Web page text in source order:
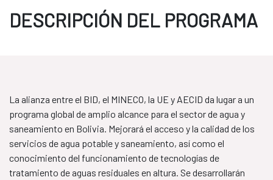
DESCRIPCIÓN DEL PROGRAMA
La alianza entre el BID, el MINECO, la UE y AECID da lugar a un
programa global de amplio alcance para el sector de agua y
saneamiento en Bolivia. Mejorará el acceso y la calidad de los
servicios de agua potable y saneamiento, así como el
conocimiento del funcionamiento de tecnologías de
tratamiento de aguas residuales en altura. Se desarrollarán